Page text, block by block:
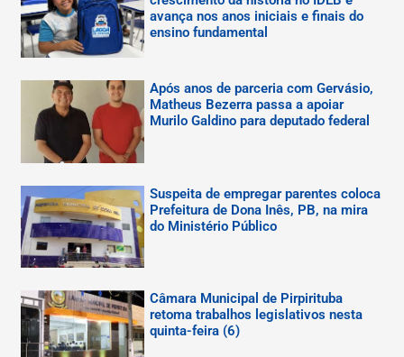
avança nos anos iniciais e finais do
ensino fundamental
Após anos de parceria com Gervásio,
Matheus Bezerra passa a apoiar
Murilo Galdino para deputado federal
Suspeita de empregar parentes coloca
Prefeitura de Dona Inês, PB, na mira
do Ministério Público
Câmara Municipal de Pirpirituba
retoma trabalhos legislativos nesta
quinta-feira (6)